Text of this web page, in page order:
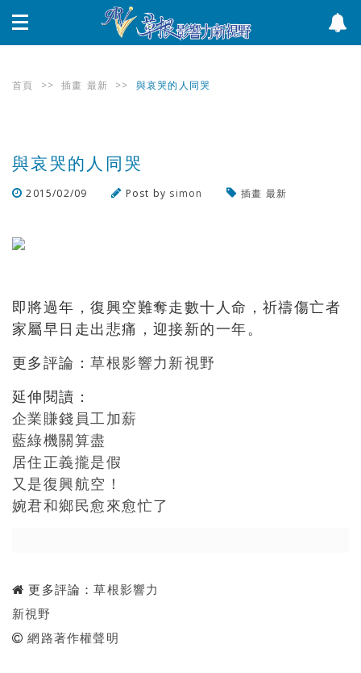
首頁 >> 插畫 最新 >> 與哀哭的人同哭
與哀哭的人同哭
2015/02/09 Post by simon 插畫 最新
即將過年，復興空難奪走數十人命，祈禱傷亡者
家屬早日走出悲痛，迎接新的一年。
更多評論：草根影響力新視野
延伸閱讀：
企業賺錢員工加薪
藍綠機關算盡
居住正義攏是假
又是復興航空！
婉君和鄉民愈來愈忙了
更多評論：草根影響力
新視野
網路著作權聲明